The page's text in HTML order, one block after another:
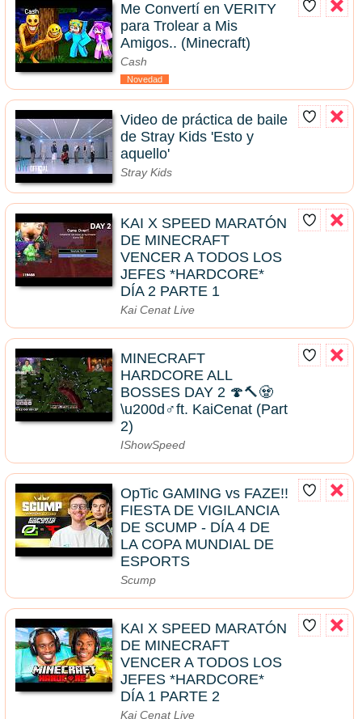
Me Convertí en VERITY
para Trolear a Mis
Amigos.. (Minecraft)
Cash
Novedad
Video de práctica de baile
de Stray Kids 'Esto y
aquello'
Stray Kids
KAI X SPEED MARATÓN
DE MINECRAFT
VENCER A TODOS LOS
JEFES *HARDCORE*
DÍA 2 PARTE 1
Kai Cenat Live
MINECRAFT
HARDCORE ALL
BOSSES DAY 2 🍄🔨🧟
\u200d♂️ft. KaiCenat (Part
2)
IShowSpeed
OpTic GAMING vs FAZE!!
FIESTA DE VIGILANCIA
DE SCUMP - DÍA 4 DE
LA COPA MUNDIAL DE
ESPORTS
Scump
KAI X SPEED MARATÓN
DE MINECRAFT
VENCER A TODOS LOS
JEFES *HARDCORE*
DÍA 1 PARTE 2
Kai Cenat Live